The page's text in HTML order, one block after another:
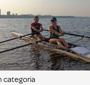
categoria